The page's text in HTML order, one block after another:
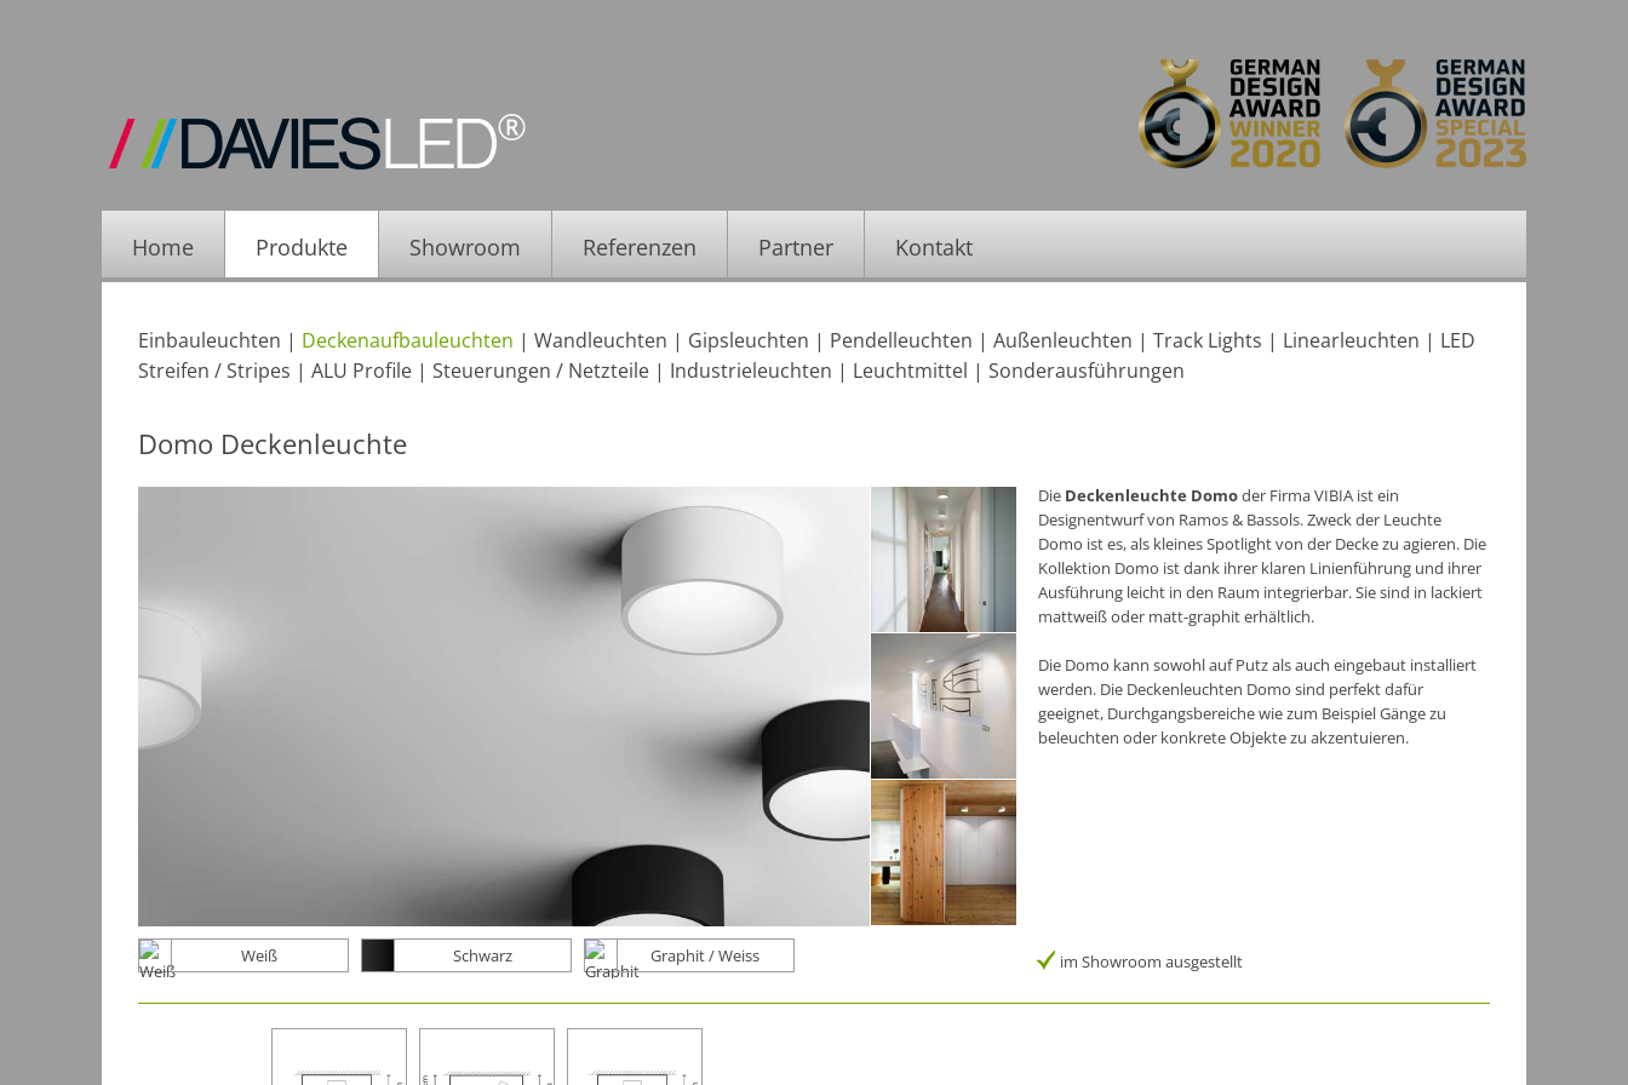
Home Produkte Showroom Referenzen Partner Kontakt
Einbauleuchten | Deckenaufbauleuchten | Wandleuchten | Gipsleuchten | Pendelleuchten | Außenleuchten | Track Lights | Linearleuchten | LED
Streifen / Stripes | ALU Profile | Steuerungen / Netzteile | Industrieleuchten | Leuchtmittel | Sonderausführungen
Domo Deckenleuchte
Weiß Schwarz Graphit / Weiss
Die Deckenleuchte Domoder Firma VIBIA ist ein
Designentwurf von Ramos & Bassols. Zweck der Leuchte
Domo ist es, als kleines Spotlight von der Decke zu agieren. Die
Kollektion Domo ist dank ihrer klaren Linienführung und ihrer
Ausführung leicht in den Raum integrierbar. Sie sind in lackiert
mattweiß oder matt-graphit erhältlich.
Die Domo kann sowohl auf Putz als auch eingebaut installiert
werden. Die Deckenleuchten Domo sind perfekt dafür
geeignet, Durchgangsbereiche wie zum Beispiel Gänge zu
beleuchten oder konkrete Objekte zu akzentuieren.
im Showroom ausgestellt